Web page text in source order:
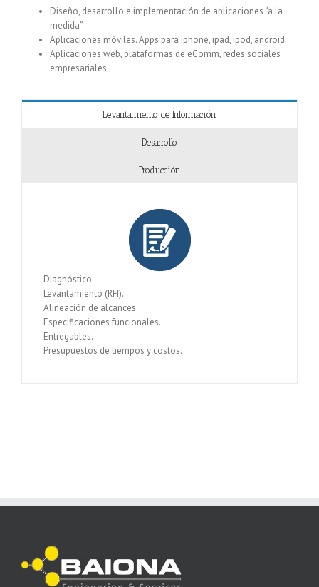
Diseño, desarrollo e implementación de aplicaciones “a la
medida”.
Aplicaciones móviles. Apps para iphone, ipad, ipod, android.
Aplicaciones web, plataformas de eComm, redes sociales
empresariales.
Levantamiento de Información
Desarrollo
Producción
Diagnóstico.
Levantamiento (RFI).
Alineación de alcances.
Especificaciones funcionales.
Entregables.
Presupuestos de tiempos y costos.